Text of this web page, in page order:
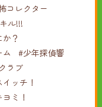
コレクター
ル!!!
？
#少年探偵響
ラブ
ッチ！
ミ！